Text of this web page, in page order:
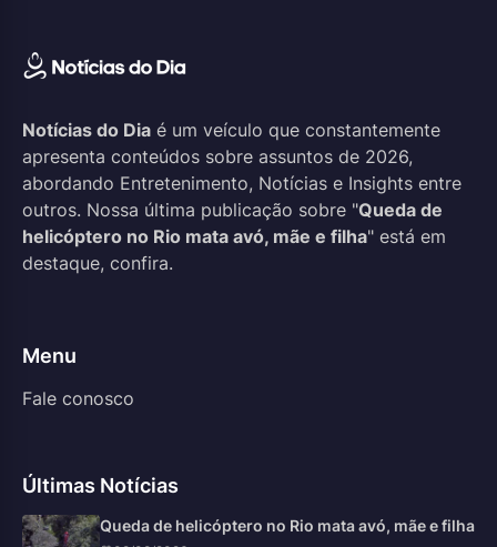
Notícias do Dia é um veículo que constantemente
apresenta conteúdos sobre assuntos de 2026,
abordando Entretenimento, Notícias e Insights entre
outros. Nossa última publicação sobre "Queda de
helicóptero no Rio mata avó, mãe e filha" está em
destaque, confira.
Menu
Fale conosco
Últimas Notícias
Queda de helicóptero no Rio mata avó, mãe e filha